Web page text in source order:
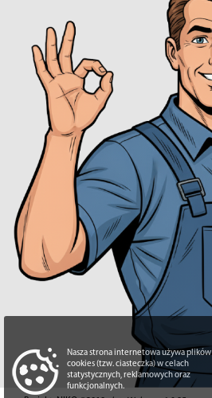
Nasza strona internetowa używa plików
cookies (tzw. ciasteczka) w celach
statystycznych, reklamowych oraz
funkcjonalnych.